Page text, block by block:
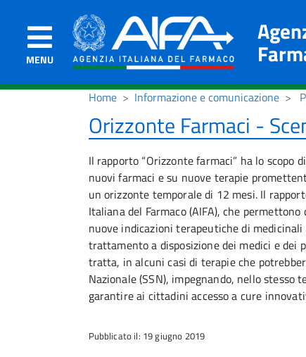
MENU
Home Informazione e comunicazione
Orizzonte Farmaci -
Il rapporto “Orizzonte farmaci” ha lo
nuovi farmaci e su nuove terapie
un orizzonte temporale di 12 mesi. Il
Italiana del Farmaco (AIFA), che
nuove indicazioni terapeutiche di
trattamento a disposizione dei medici e dei
tratta, in alcuni casi di terapie che
Nazionale (SSN), impegnando, nello stesso
garantire ai cittadini accesso a cure
Pubblicato il: 19 giugno 2019